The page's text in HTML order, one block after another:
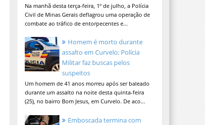
Na manhã desta terça-feira, 1º de julho, a Polícia
Civil de Minas Gerais deflagrou uma operação de
combate ao tráfico de entorpecentes e...
Homem é morto durante
assalto em Curvelo; Polícia
Militar faz buscas pelos
suspeitos
Um homem de 41 anos morreu após ser baleado
durante um assalto na noite desta quinta-feira
(25), no bairro Bom Jesus, em Curvelo. De aco...
Emboscada termina com